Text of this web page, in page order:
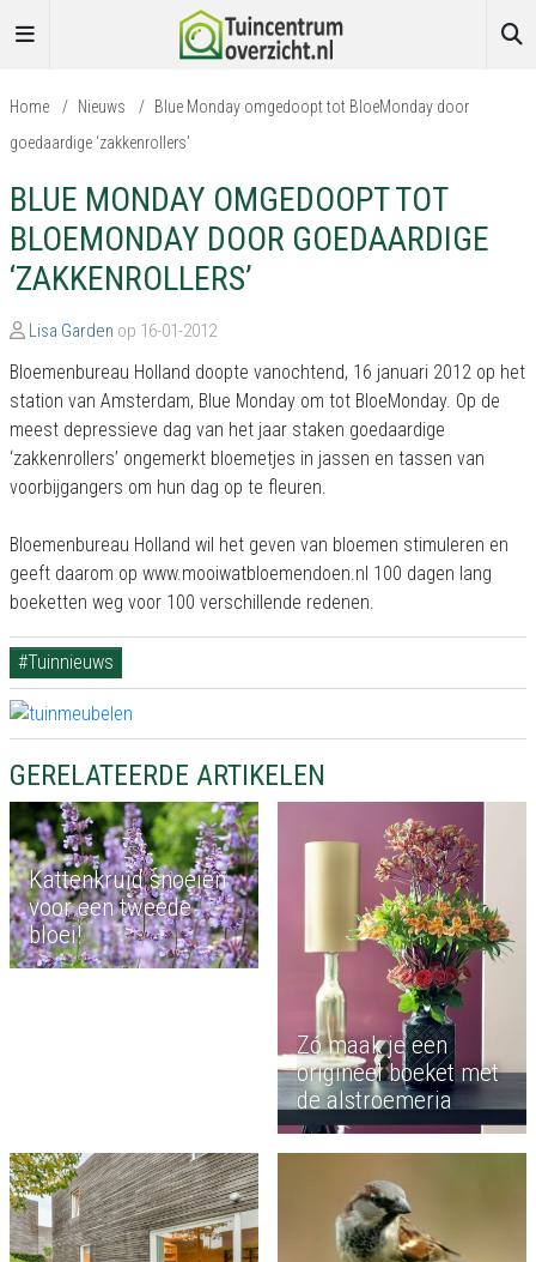
Home / Nieuws / Blue Monday omgedoopt tot BloeMonday door
goedaardige ‘zakkenrollers’
BLUE MONDAY OMGEDOOPT TOT
BLOEMONDAY DOOR GOEDAARDIGE
‘ZAKKENROLLERS’
Lisa Garden op 16-01-2012
Bloemenbureau Holland doopte vanochtend, 16 januari 2012 op het
station van Amsterdam, Blue Monday om tot BloeMonday. Op de
meest depressieve dag van het jaar staken goedaardige
‘zakkenrollers’ ongemerkt bloemetjes in jassen en tassen van
voorbijgangers om hun dag op te fleuren.
Bloemenbureau Holland wil het geven van bloemen stimuleren en
geeft daarom op www.mooiwatbloemendoen.nl 100 dagen lang
boeketten weg voor 100 verschillende redenen.
#Tuinnieuws
GERELATEERDE ARTIKELEN
Kattenkruid snoeien
voor een tweede
bloei!
Zó maak je een
origineel boeket met
de alstroemeria